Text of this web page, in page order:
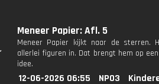
Meneer Papier: Afl. 5
Meneer Papier kijkt naar de sterren.
allerlei figuren in. Dat brengt hem op
idee.
12-06-2026 06:55 NPO3